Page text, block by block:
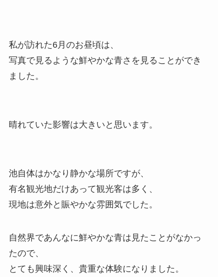
私が訪れた6月のお昼頃は、
写真で見るような鮮やかな青さを見ることができ
ました。
晴れていた影響は大きいと思います。
池自体はかなり静かな場所ですが、
有名観光地だけあって観光客は多く、
現地は意外と賑やかな雰囲気でした。
自然界であんなに鮮やかな青は見たことがなかっ
たので、
とても興味深く、貴重な体験になりました。